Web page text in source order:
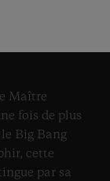
Maître
fois de plus
Big Bang
cette
par sa